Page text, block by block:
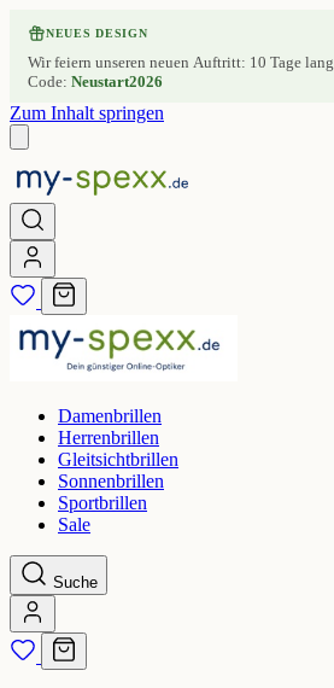
NEUES DESIGN
Wir feiern unseren neuen Auftritt: 10 Tage lang
Code: Neustart2026
Zum Inhalt springen
Damenbrillen
Herrenbrillen
Gleitsichtbrillen
Sonnenbrillen
Sportbrillen
Sale
Suche